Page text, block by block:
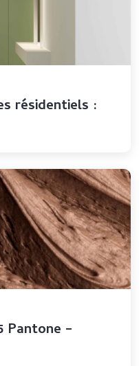
résidentiels :
Pantone –